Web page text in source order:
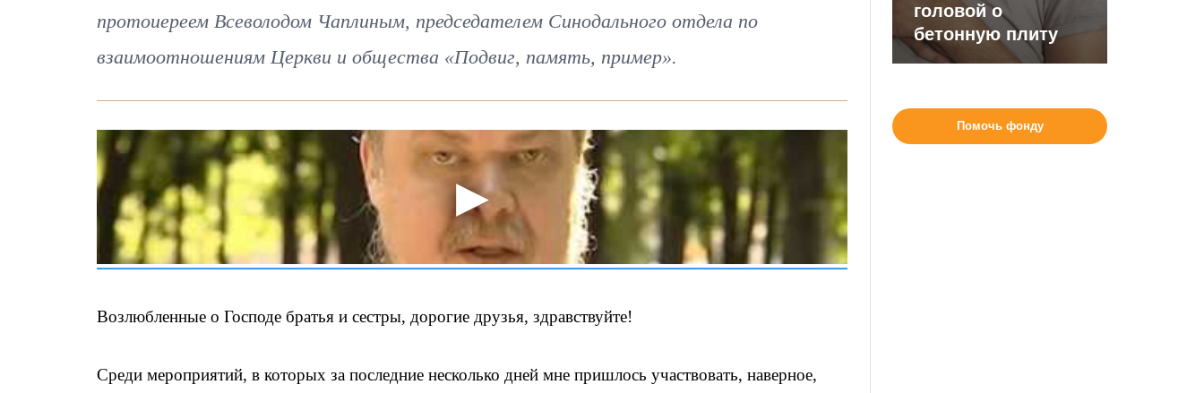
протоиереем Всеволодом Чаплиным, председателем Синодального отдела по
взаимоотношениям Церкви и общества «Подвиг, память, пример».
Возлюбленные о Господе братья и сестры, дорогие друзья, здравствуйте!
Среди мероприятий, в которых за последние несколько дней мне пришлось участвовать, наверное,
головой о
бетонную плиту
Помочь фонду